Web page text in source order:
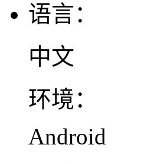
语言：
中文
环境：
Android